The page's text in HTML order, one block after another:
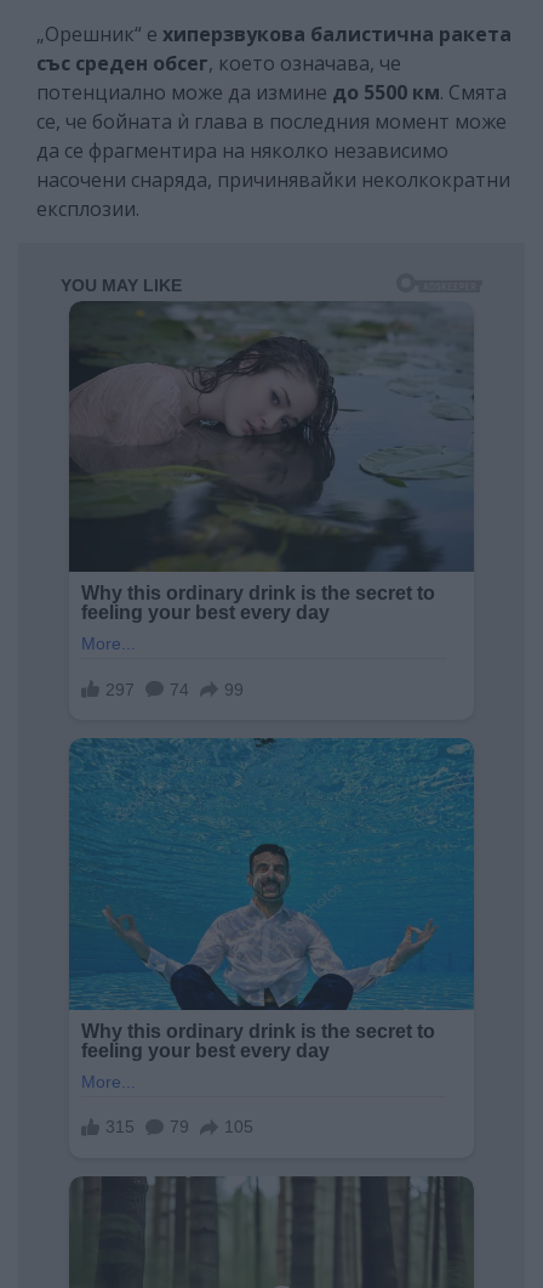
„Орешник“ е хиперзвукова балистична ракета
със среден обсег, което означава, че
потенциално може да измине до 5500 км. Смята
се, че бойната ѝ глава в последния момент може
да се фрагментира на няколко независимо
насочени снаряда, причинявайки неколкократни
експлозии.